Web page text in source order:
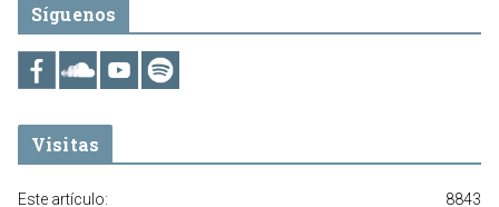
Síguenos
Visitas
8843
Este artículo: